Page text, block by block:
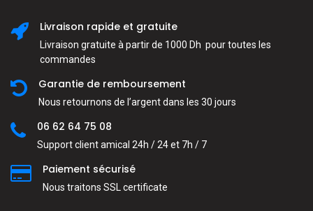
Livraison rapide et gratuite
Livraison gratuite à partir de 1000 Dh pour toutes les
commandes
Garantie de remboursement
Nous retournons de l’argent dans les 30 jours
06 62 64 75 08
Support client amical 24h / 24 et 7h / 7
Paiement sécurisé
Nous traitons SSL сertificate